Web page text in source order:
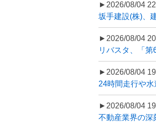
►2026/08/04
坂手建設(株)、
►2026/08/04
リバスタ、「
►2026/08/04
24時間走行や
►2026/08/04
不動産業界の深